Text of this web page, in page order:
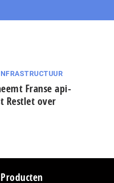
Franse api-
Restlet over
Producten